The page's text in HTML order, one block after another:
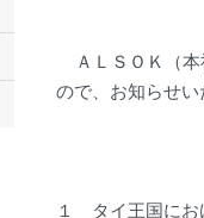
ＡＬＳＯＫ（本
ので、お知らせい
１ タイ王国にお